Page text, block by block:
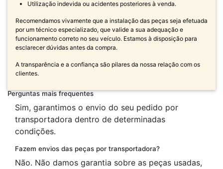
Utilização indevida ou acidentes posteriores à venda.
Recomendamos vivamente que a instalação das peças seja efetuada
por um técnico especializado, que valide a sua adequação e
funcionamento correto no seu veículo. Estamos à disposição para
esclarecer dúvidas antes da compra.
A transparência e a confiança são pilares da nossa relação com os
clientes.
Perguntas mais frequentes
Sim, garantimos o envio do seu pedido por
transportadora dentro de determinadas
condições.
Fazem envios das peças por transportadora?
Não. Não damos garantia sobre as peças usadas,